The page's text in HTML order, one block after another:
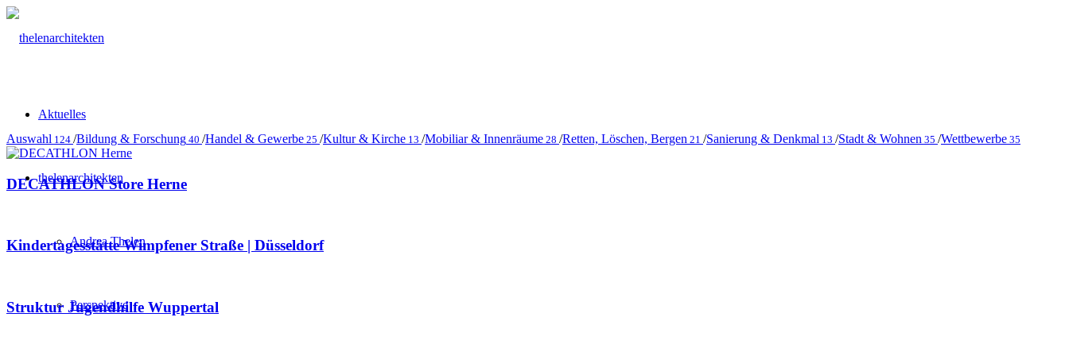
Aktuelles
thelenarchitekten
Andrea Thelen
Perspektive
Auswahl 124 /Bildung & Forschung 40 /Handel & Gewerbe 25 /Kultur & Kirche 13 /Mobiliar & Innenräume 28 /Retten, Löschen, Bergen 21 /Sanierung & Denkmal 13 /Stadt & Wohnen 35 /Wettbewerbe 35
DECATHLON Store Herne
Kindertagesstätte Wimpfener Straße | Düsseldorf
Struktur Jugendhilfe Wuppertal